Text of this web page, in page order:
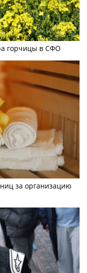
горчицы в СФО
за организацию